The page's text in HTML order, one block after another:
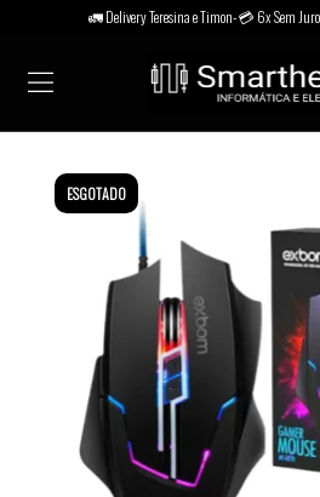
🚛 Delivery Teresina e Timon- 💳 6x Sem
ESGOTADO